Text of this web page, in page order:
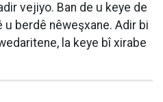
vejiyo. Ban de u keye de
berdê nêweşxane. Adir bi
la keye bî xirabe